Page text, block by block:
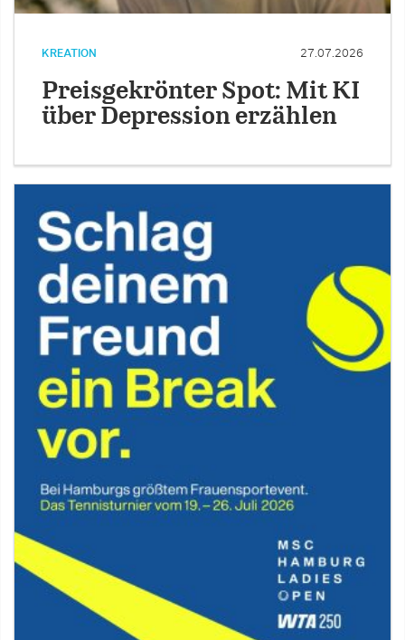
KREATION 27.07.2026
Preisgekrönter Spot: Mit KI
über Depression erzählen